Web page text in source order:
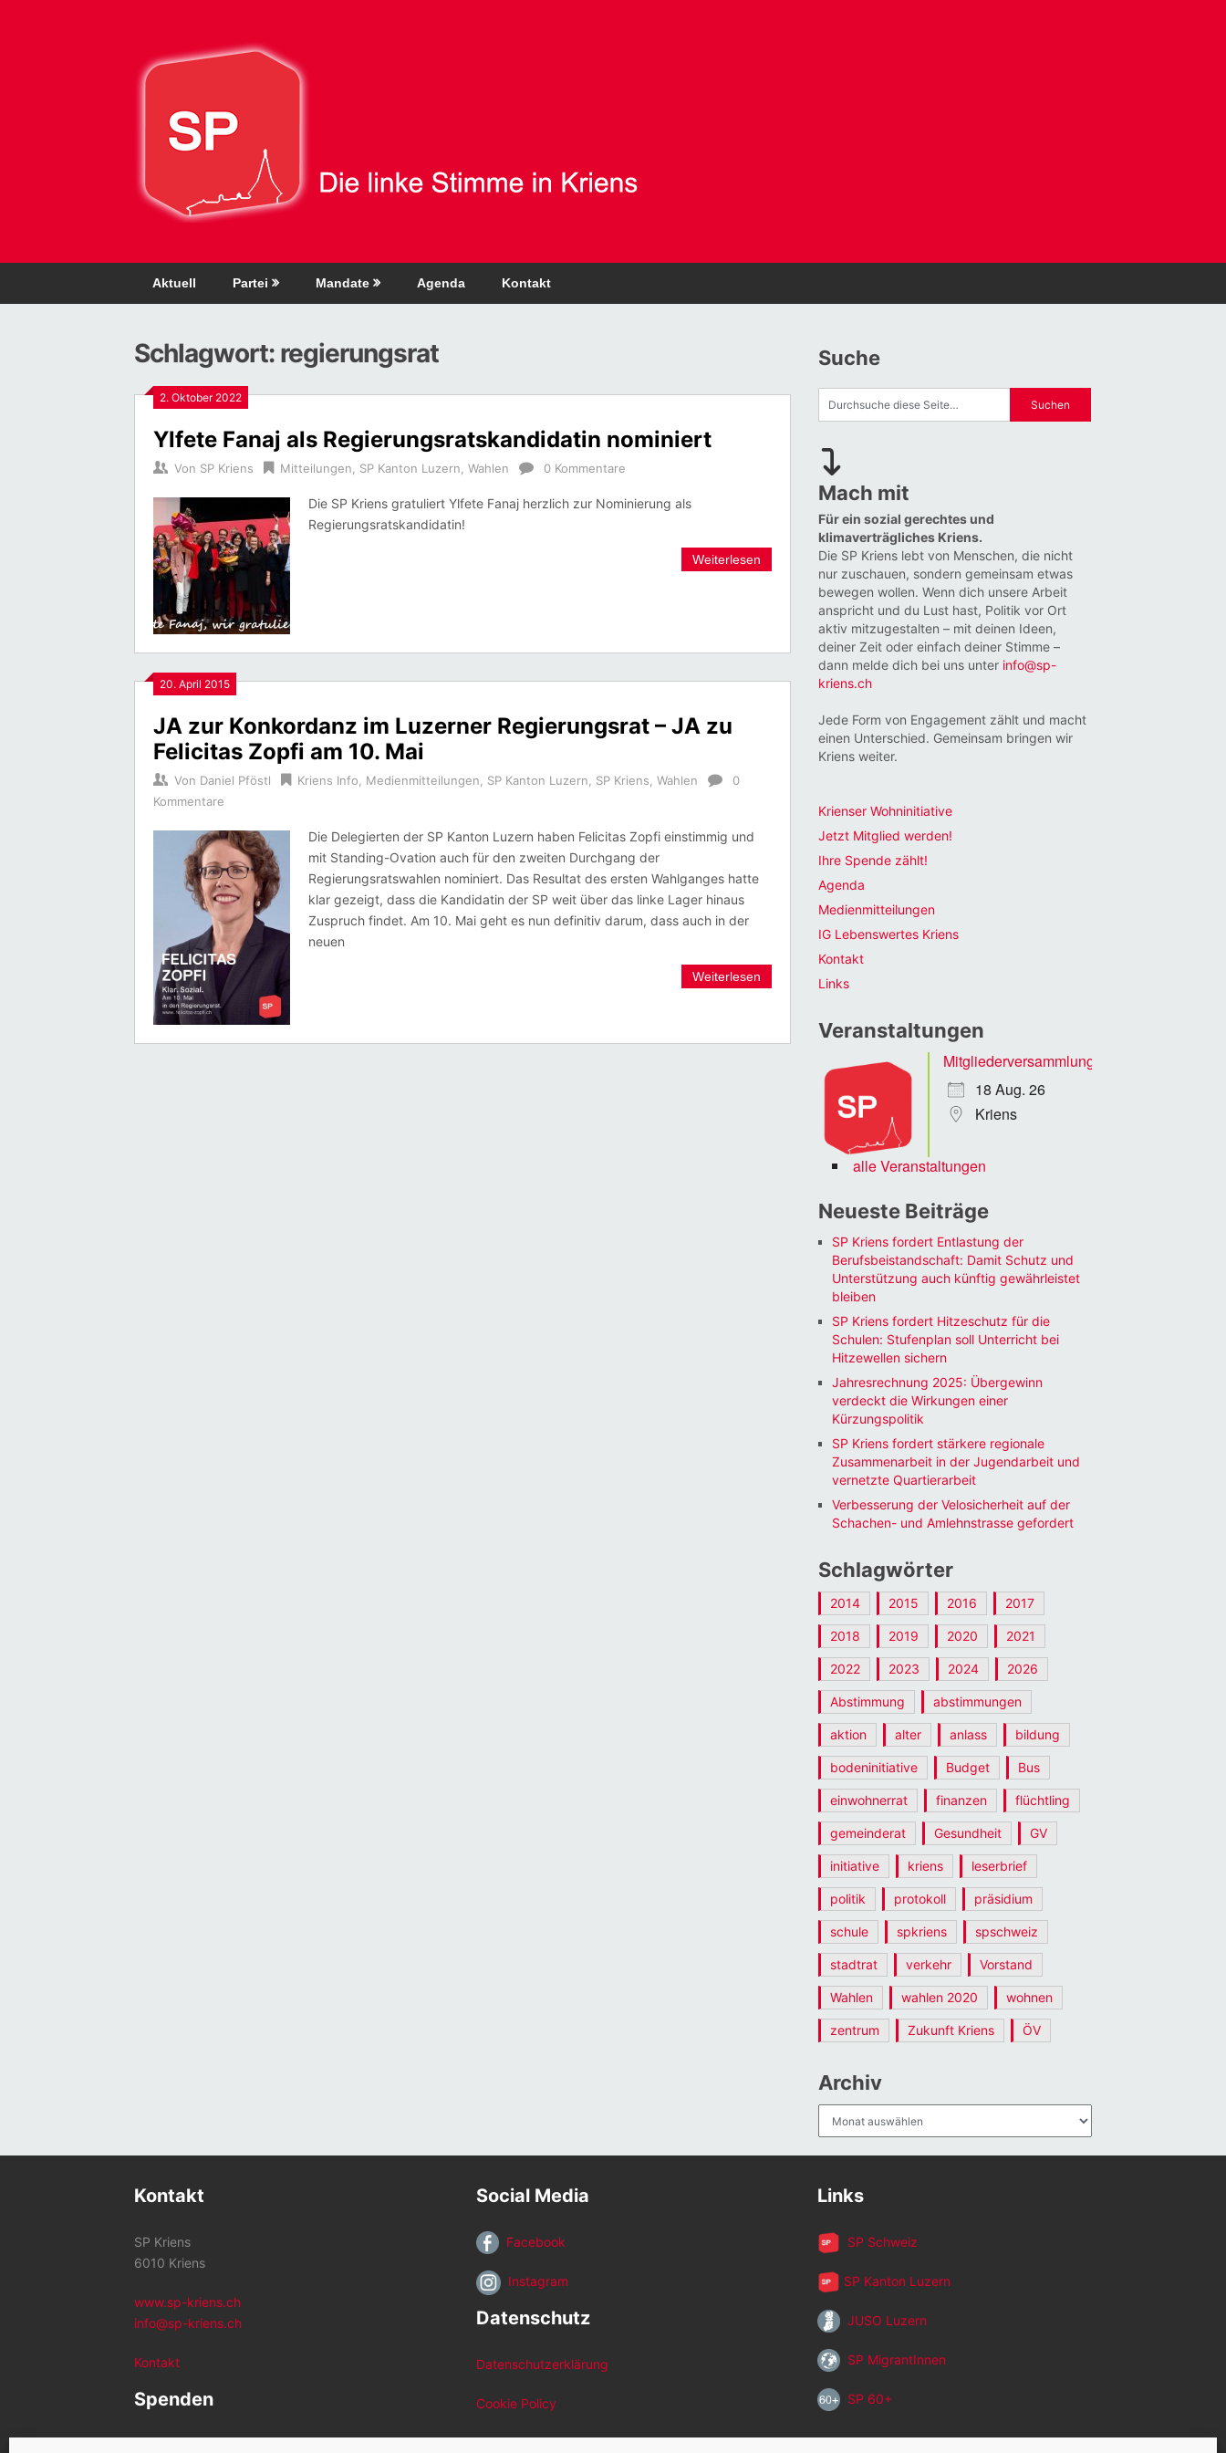
Aktuell Partei Mandate Agenda Kontakt
Schlagwort: regierungsrat
2. Oktober 2022
Ylfete Fanaj als Regierungsratskandidatin nominiert
Von SP Kriens Mitteilungen SP Kanton Luzern Wahlen 0 Kommentare
Die SP Kriens gratuliert Ylfete Fanaj herzlich zur Nominierung als
Regierungsratskandidatin!
Weiterlesen
20. April 2015
JA zur Konkordanz im Luzerner Regierungsrat – JA zu
Felicitas Zopfi am 10. Mai
Von Daniel Pföstl Kriens Info Medienmitteilungen SP Kanton Luzern SP Kriens Wahlen
0
Kommentare
Die Delegierten der SP Kanton Luzern haben Felicitas Zopfi einstimmig und
mit Standing-Ovation auch für den zweiten Durchgang der
Regierungsratswahlen nominiert. Das Resultat des ersten Wahlganges hatte
klar gezeigt, dass die Kandidatin der SP weit über das linke Lager hinaus
Zuspruch findet. Am 10. Mai geht es nun definitiv darum, dass auch in der
neuen
Weiterlesen
Suche
Mach mit
Für ein sozial gerechtes und
klimaverträgliches Kriens.
Die SP Kriens lebt von Menschen, die nicht
nur zuschauen, sondern gemeinsam etwas
bewegen wollen. Wenn dich unsere Arbeit
anspricht und du Lust hast, Politik vor Ort
aktiv mitzugestalten – mit deinen Ideen,
deiner Zeit oder einfach deiner Stimme –
dann melde dich bei uns unter info@sp-
kriens.ch
Jede Form von Engagement zählt und macht
einen Unterschied. Gemeinsam bringen wir
Kriens weiter.
Krienser Wohninitiative
Jetzt Mitglied werden!
Ihre Spende zählt!
Agenda
Medienmitteilungen
IG Lebenswertes Kriens
Kontakt
Links
Veranstaltungen
Mitgliederversammlung
18 Aug. 26
Kriens
alle Veranstaltungen
Neueste Beiträge
SP Kriens fordert Entlastung der
Berufsbeistandschaft: Damit Schutz und
Unterstützung auch künftig gewährleistet
bleiben
SP Kriens fordert Hitzeschutz für die
Schulen: Stufenplan soll Unterricht bei
Hitzewellen sichern
Jahresrechnung 2025: Übergewinn
verdeckt die Wirkungen einer
Kürzungspolitik
SP Kriens fordert stärkere regionale
Zusammenarbeit in der Jugendarbeit und
vernetzte Quartierarbeit
Verbesserung der Velosicherheit auf der
Schachen- und Amlehnstrasse gefordert
Schlagwörter
2014 2015 2016 2017
2018 2019 2020 2021
2022 2023 2024 2026
Abstimmung abstimmungen
aktion alter anlass bildung
bodeninitiative Budget Bus
einwohnerrat finanzen flüchtling
gemeinderat Gesundheit GV
initiative kriens leserbrief
politik protokoll präsidium
schule spkriens spschweiz
stadtrat verkehr Vorstand
Wahlen wahlen 2020 wohnen
zentrum Zukunft Kriens ÖV
Archiv
Kontakt
SP Kriens
6010 Kriens
www.sp-kriens.ch
info@sp-kriens.ch
Kontakt
Spenden
Social Media
Facebook
Instagram
Datenschutz
Datenschutzerklärung
Cookie Policy
Links
SP Schweiz
SP Kanton Luzern
JUSO Luzern
SP MigrantInnen
SP 60+